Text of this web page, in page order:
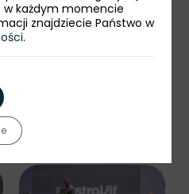
zdjęć:
każdym momencie
znajdziecie Państwo w
.